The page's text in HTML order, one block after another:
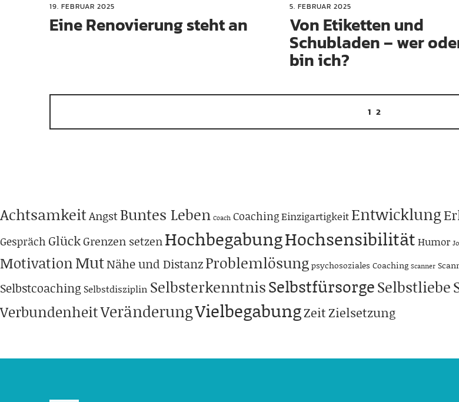
19. FEBRUAR 2025
Eine Renovierung steht an
5. FEBRUAR 2025
Von Etiketten und
Schubladen – wer
bin ich?
1 2
AchtsamkeitAngstBuntes Leben Coach CoachingEinzigartigkeit Entwicklung
Gespräch GlückGrenzen setzenHochbegabungHochsensibilität Humor
MotivationMutNähe und DistanzProblemlösungpsychosoziales Coaching Scanner
Selbstcoaching Selbstdisziplin SelbsterkenntnisSelbstfürsorgeSelbstliebe
VerbundenheitVeränderungVielbegabungZeitZielsetzung